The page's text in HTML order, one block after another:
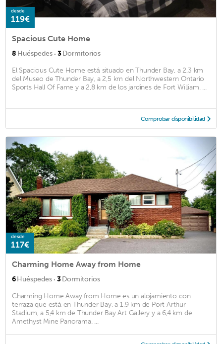
desde
119€
Spacious Cute Home
8 Huéspedes · 3Dormitorios
El Spacious Cute Home está situado en Thunder Bay, a 2,3 km
del Museo de Thunder Bay, a 2,5 km del Northwestern Ontario
Sports Hall Of Fame y a 2,8 km de los jardines de Fort William. ...
Comprobar disponibilidad
desde
117€
Charming Home Away from Home
6Huéspedes · 3Dormitorios
Charming Home Away from Home es un alojamiento con
terraza que está en Thunder Bay, a 1,9 km de Port Arthur
Stadium, a 5,4 km de Thunder Bay Art Gallery y a 6,4 km de
Amethyst Mine Panorama. ...